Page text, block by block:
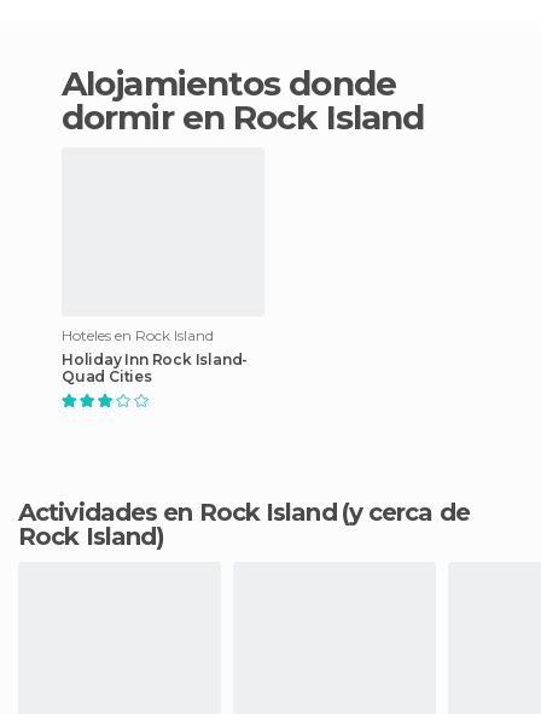
Alojamientos donde
dormir en Rock Island
Hoteles en Rock Island
Holiday Inn Rock Island-
Quad Cities
Actividades en Rock Island (y cerca de
Rock Island)